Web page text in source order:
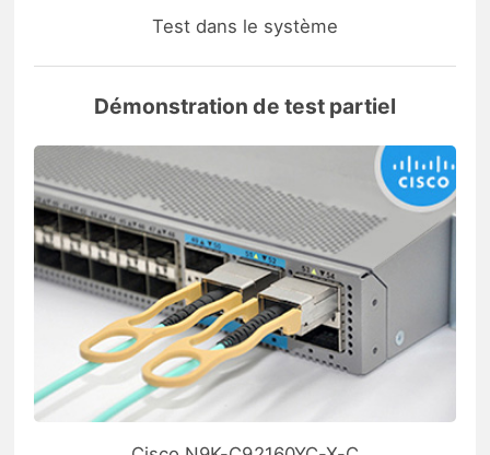
Test dans le système
Démonstration de test partiel